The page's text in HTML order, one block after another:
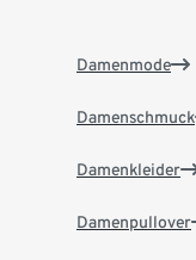
Damenmode
Damenschmuck
Damenkleider
Damenpullover